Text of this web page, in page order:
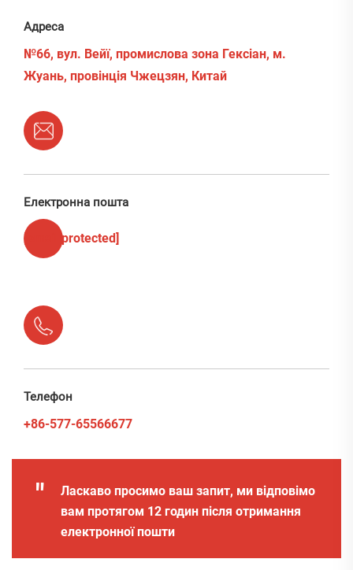
Адреса
№66, вул. Вейї, промислова зона Гексіан, м.
Жуань, провінція Чжецзян, Китай
Електронна пошта
[email protected]
Телефон
+86-577-65566677
"
Ласкаво просимо ваш запит, ми відповімо
вам протягом 12 годин після отримання
електронної пошти